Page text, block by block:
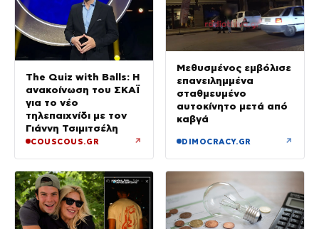
The Quiz with Balls: Η
ανακοίνωση του ΣΚΑΪ
για το νέο
τηλεπαιχνίδι με τον
Γιάννη Τσιμιτσέλη
COUSCOUS.GR ↗
Μεθυσμένος εμβόλισε
επανειλημμένα
σταθμευμένο
αυτοκίνητο μετά από
καβγά
DIMOCRACY.GR ↗